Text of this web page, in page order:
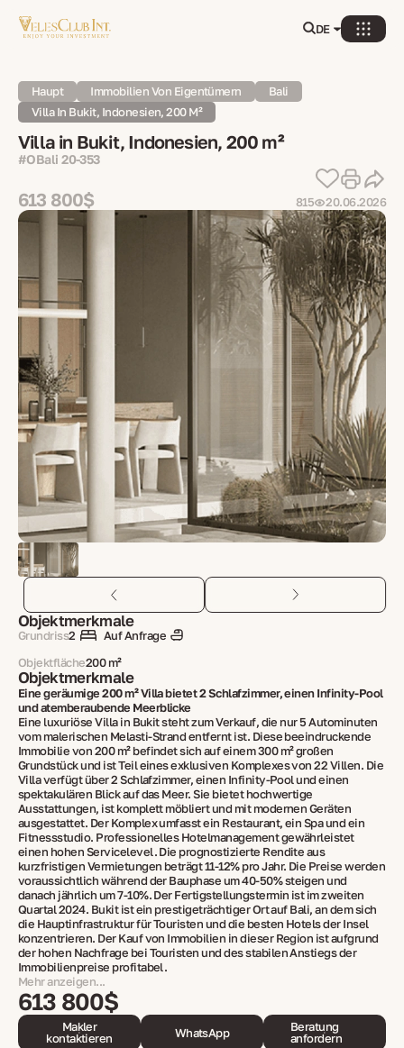
DE
Haupt Immobilien Von Eigentümern
Bali
Villa In Bukit, Indonesien, 200 M²
Villa in Bukit, Indonesien, 200 m²
#OBali 20-353
613 800$ 815 20.06.2026
Objektmerkmale
Grundriss2
Auf Anfrage
Objektfläche200 m²
Objektmerkmale
Eine geräumige 200 m² Villa bietet 2 Schlafzimmer, einen Infinity-Pool
und atemberaubende Meerblicke
Eine luxuriöse Villa in Bukit steht zum Verkauf, die nur 5 Autominuten
vom malerischen Melasti-Strand entfernt ist. Diese beeindruckende
Immobilie von 200 m² befindet sich auf einem 300 m² großen
Grundstück und ist Teil eines exklusiven Komplexes von 22 Villen. Die
Villa verfügt über 2 Schlafzimmer, einen Infinity-Pool und einen
spektakulären Blick auf das Meer. Sie bietet hochwertige
Ausstattungen, ist komplett möbliert und mit modernen Geräten
ausgestattet. Der Komplex umfasst ein Restaurant, ein Spa und ein
Fitnessstudio. Professionelles Hotelmanagement gewährleistet
einen hohen Servicelevel. Die prognostizierte Rendite aus
kurzfristigen Vermietungen beträgt 11-12% pro Jahr. Die Preise werden
voraussichtlich während der Bauphase um 40-50% steigen und
danach jährlich um 7-10%. Der Fertigstellungstermin ist im zweiten
Quartal 2024. Bukit ist ein prestigeträchtiger Ort auf Bali, an dem sich
die Hauptinfrastruktur für Touristen und die besten Hotels der Insel
konzentrieren. Der Kauf von Immobilien in dieser Region ist aufgrund
der hohen Nachfrage bei Touristen und des stabilen Anstiegs der
Immobilienpreise profitabel.
Mehr anzeigen...
613 800$
Makler
kontaktieren
WhatsApp
Beratung
anfordern